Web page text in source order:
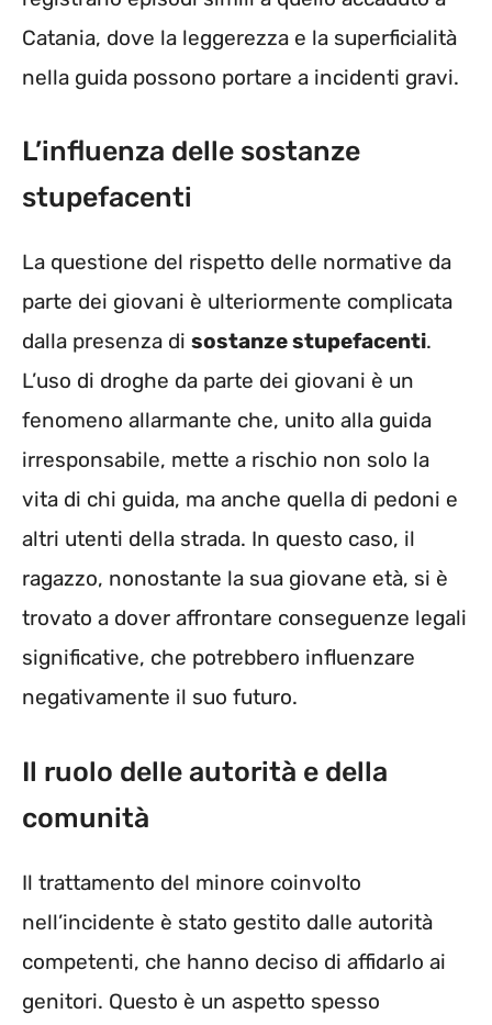
Catania, dove la leggerezza e la superficialità
nella guida possono portare a incidenti gravi.
L’influenza delle sostanze
stupefacenti
La questione del rispetto delle normative da
parte dei giovani è ulteriormente complicata
dalla presenza di sostanze stupefacenti.
L’uso di droghe da parte dei giovani è un
fenomeno allarmante che, unito alla guida
irresponsabile, mette a rischio non solo la
vita di chi guida, ma anche quella di pedoni e
altri utenti della strada. In questo caso, il
ragazzo, nonostante la sua giovane età, si è
trovato a dover affrontare conseguenze legali
significative, che potrebbero influenzare
negativamente il suo futuro.
Il ruolo delle autorità e della
comunità
Il trattamento del minore coinvolto
nell’incidente è stato gestito dalle autorità
competenti, che hanno deciso di affidarlo ai
genitori. Questo è un aspetto spesso